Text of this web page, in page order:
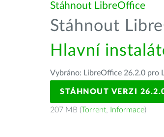
Stáhnout LibreOffice
Stáhnout
Hlavní
Vybráno: LibreOffice 26.2.0 pro
STÁHNOUT VERZI
207 MB (Torrent, Informace)